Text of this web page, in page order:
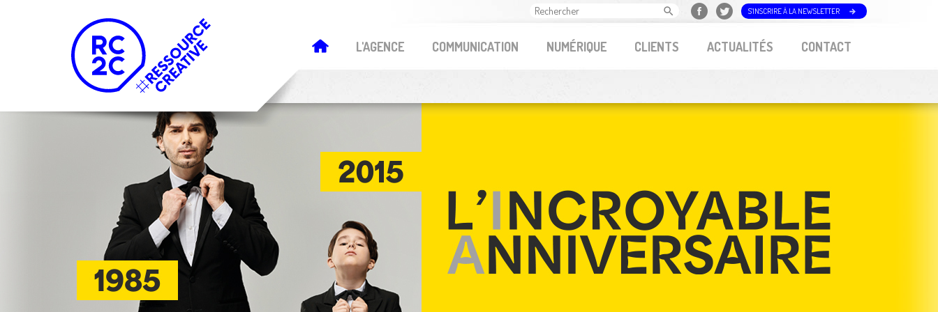
L'AGENCE COMMUNICATION NUMÉRIQUE CLIENTS ACTUALITÉS CONTACT
S'INSCRIRE À LA NEWSLETTER